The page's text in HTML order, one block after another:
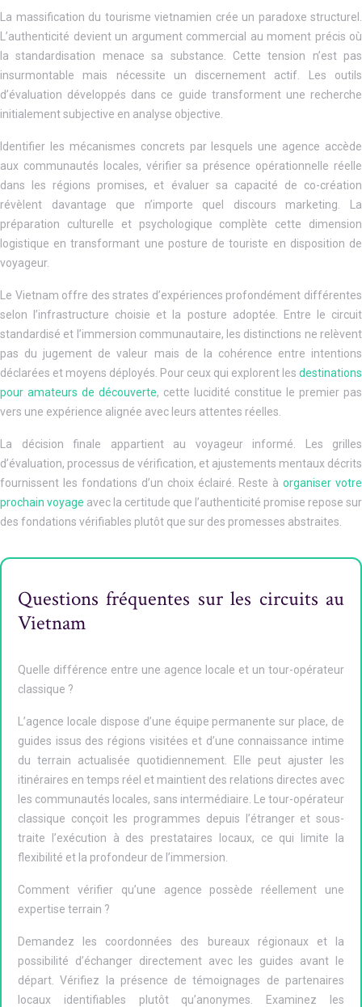
La massification du tourisme vietnamien crée un paradoxe structurel.
L’authenticité devient un argument commercial au moment précis où
la standardisation menace sa substance. Cette tension n’est pas
insurmontable mais nécessite un discernement actif. Les outils
d’évaluation développés dans ce guide transforment une recherche
initialement subjective en analyse objective.
Identifier les mécanismes concrets par lesquels une agence accède
aux communautés locales, vérifier sa présence opérationnelle réelle
dans les régions promises, et évaluer sa capacité de co-création
révèlent davantage que n’importe quel discours marketing. La
préparation culturelle et psychologique complète cette dimension
logistique en transformant une posture de touriste en disposition de
voyageur.
Le Vietnam offre des strates d’expériences profondément différentes
selon l’infrastructure choisie et la posture adoptée. Entre le circuit
standardisé et l’immersion communautaire, les distinctions ne relèvent
pas du jugement de valeur mais de la cohérence entre intentions
déclarées et moyens déployés. Pour ceux qui explorent les destinations
pour amateurs de découverte, cette lucidité constitue le premier pas
vers une expérience alignée avec leurs attentes réelles.
La décision finale appartient au voyageur informé. Les grilles
d’évaluation, processus de vérification, et ajustements mentaux décrits
fournissent les fondations d’un choix éclairé. Reste à organiser votre
prochain voyage avec la certitude que l’authenticité promise repose sur
des fondations vérifiables plutôt que sur des promesses abstraites.
Questions fréquentes sur les circuits au
Vietnam
Quelle différence entre une agence locale et un tour-opérateur
classique ?
L’agence locale dispose d’une équipe permanente sur place, de
guides issus des régions visitées et d’une connaissance intime
du terrain actualisée quotidiennement. Elle peut ajuster les
itinéraires en temps réel et maintient des relations directes avec
les communautés locales, sans intermédiaire. Le tour-opérateur
classique conçoit les programmes depuis l’étranger et sous-
traite l’exécution à des prestataires locaux, ce qui limite la
flexibilité et la profondeur de l’immersion.
Comment vérifier qu’une agence possède réellement une
expertise terrain ?
Demandez les coordonnées des bureaux régionaux et la
possibilité d’échanger directement avec les guides avant le
départ. Vérifiez la présence de témoignages de partenaires
locaux identifiables plutôt qu’anonymes. Examinez les